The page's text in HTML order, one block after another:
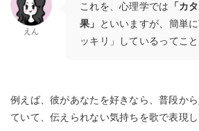
えん
これを、心理学では 「カ
果」
といいますが、簡単
ッキリ」しているってこと
例えば、彼があなたを好きなら、普段か
ていて、伝えられない気持ちを歌で表現し